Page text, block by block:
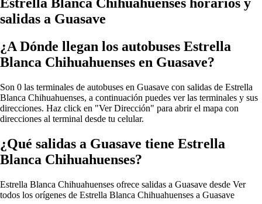
salidas a Guasave
¿A Dónde llegan los autobuses Estrella
Blanca Chihuahuenses en Guasave?
Son 0 las terminales de autobuses en Guasave con salidas de Estrella
Blanca Chihuahuenses, a continuación puedes ver las terminales y sus
direcciones. Haz click en "Ver Dirección" para abrir el mapa con
direcciones al terminal desde tu celular.
¿Qué salidas a Guasave tiene Estrella
Blanca Chihuahuenses?
Estrella Blanca Chihuahuenses ofrece salidas a Guasave desde Ver
todos los orígenes de Estrella Blanca Chihuahuenses a Guasave